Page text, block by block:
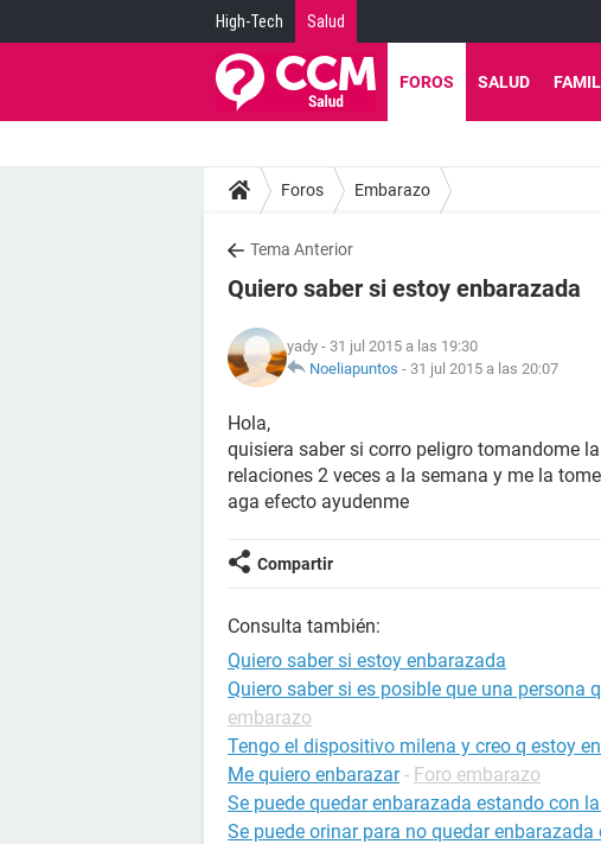
High-Tech Salud
FOROS SALUD
Foros Embarazo
Tema Anterior
Quiero saber si estoy enbarazada
yady - 31 jul 2015 a las 19:30
Noeliapuntos - 31 jul 2015 a las 20:07
Hola,
quisiera saber si corro peligro tomandome
relaciones 2 veces a la semana y me la
aga efecto ayudenme
Compartir
Consulta también:
Quiero saber si estoy enbarazada
Quiero saber si es posible que una persona
embarazo
Tengo el dispositivo milena y creo q estoy
Me quiero enbarazar - Foro embarazo
Se puede quedar enbarazada estando con
Se puede orinar para no quedar enbarazada